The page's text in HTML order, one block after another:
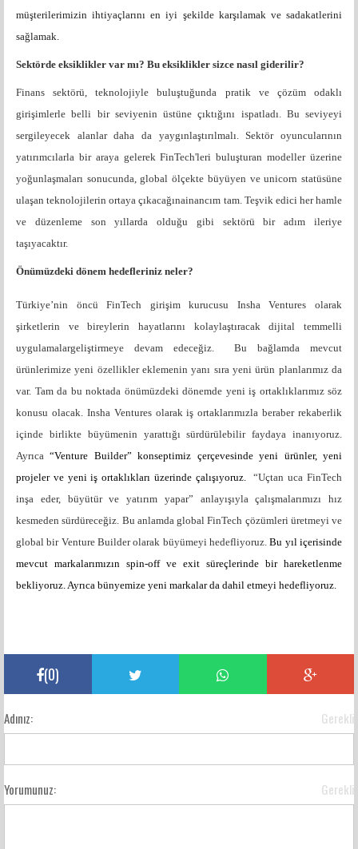
müşterilerimizin ihtiyaçlarını en iyi şekilde karşılamak ve sadakatlerini
sağlamak.
Sektörde eksiklikler var mı? Bu eksiklikler sizce nasıl giderilir?
Finans sektörü, teknolojiyle buluştuğunda pratik ve çözüm odaklı
girişimlerle belli bir seviyenin üstüne çıktığını ispatladı. Bu seviyeyi
sergileyecek alanlar daha da yaygınlaştırılmalı. Sektör oyuncularının
yatırımcılarla bir araya gelerek FinTech'leri buluşturan modeller üzerine
yoğunlaşmaları sonucunda, global ölçekte büyüyen ve unicorn statüsüne
ulaşan teknolojilerin ortaya çıkacağınainancım tam. Teşvik edici her hamle
ve düzenleme son yıllarda olduğu gibi sektörü bir adım ileriye
taşıyacaktır.
Önümüzdeki dönem hedefleriniz neler?
Türkiye’nin öncü FinTech girişim kurucusu Insha Ventures olarak
şirketlerin ve bireylerin hayatlarını kolaylaştıracak dijital temmelli
uygulamalargeliştirmeye devam edeceğiz. Bu bağlamda mevcut
ürünlerimize yeni özellikler eklemenin yanı sıra yeni ürün planlarımız da
var. Tam da bu noktada önümüzdeki dönemde yeni iş ortaklıklarımız söz
konusu olacak. Insha Ventures olarak iş ortaklarımızla beraber rekaberlik
içinde birlikte büyümenin yarattığı sürdürülebilir faydaya inanıyoruz.
Ayrıca“Venture Builder” konseptimiz çerçevesinde yeni ürünler, yeni
projeler ve yeni iş ortaklıkları üzerinde çalışıyoruz.“Uçtan uca FinTech
inşa eder, büyütür ve yatırım yapar” anlayışıyla çalışmalarımızı hız
kesmeden sürdüreceğiz. Bu anlamda global FinTech çözümleri üretmeyi ve
global bir Venture Builder olarak büyümeyi hedefliyoruz. Bu yıl içerisinde
mevcut markalarımızın spin-off ve exit süreçlerinde bir hareketlenme
bekliyoruz. Ayrıca bünyemize yeni markalar da dahil etmeyi hedefliyoruz.
(0)
Adınız: Gerekli
Yorumunuz: Gerekli